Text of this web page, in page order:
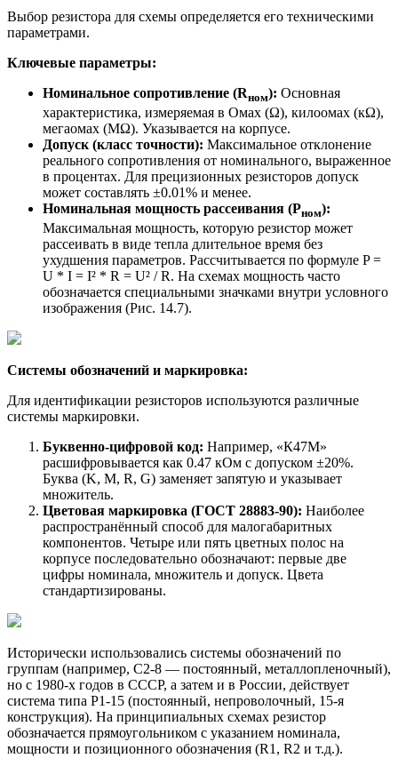
Выбор резистора для схемы определяется его техническими
параметрами.
Ключевые параметры:
Номинальное сопротивление (Rном): Основная
характеристика, измеряемая в Омах (Ω), килоомах (кΩ),
мегаомах (МΩ). Указывается на корпусе.
Допуск (класс точности): Максимальное отклонение
реального сопротивления от номинального, выраженное
в процентах. Для прецизионных резисторов допуск
может составлять ±0.01% и менее.
Номинальная мощность рассеивания (Pном):
Максимальная мощность, которую резистор может
рассеивать в виде тепла длительное время без
ухудшения параметров. Рассчитывается по формуле P =
U * I = I² * R = U² / R. На схемах мощность часто
обозначается специальными значками внутри условного
изображения (Рис. 14.7).
Системы обозначений и маркировка:
Для идентификации резисторов используются различные
системы маркировки.
Буквенно-цифровой код: Например, «К47М»
расшифровывается как 0.47 кОм с допуском ±20%.
Буква (K, M, R, G) заменяет запятую и указывает
множитель.
Цветовая маркировка (ГОСТ 28883-90): Наиболее
распространённый способ для малогабаритных
компонентов. Четыре или пять цветных полос на
корпусе последовательно обозначают: первые две
цифры номинала, множитель и допуск. Цвета
стандартизированы.
Исторически использовались системы обозначений по
группам (например, С2-8 — постоянный, металлопленочный),
но с 1980-х годов в СССР, а затем и в России, действует
система типа Р1-15 (постоянный, непроволочный, 15-я
конструкция). На принципиальных схемах резистор
обозначается прямоугольником с указанием номинала,
мощности и позиционного обозначения (R1, R2 и т.д.).